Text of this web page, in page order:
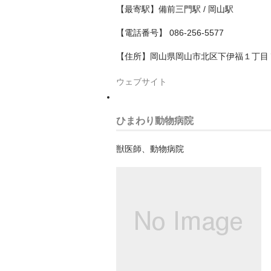
【最寄駅】備前三門駅 / 岡山駅
【電話番号】 086-256-5577
【住所】岡山県岡山市北区下伊福１丁
ウェブサイト
ひまわり動物病院
獣医師、動物病院